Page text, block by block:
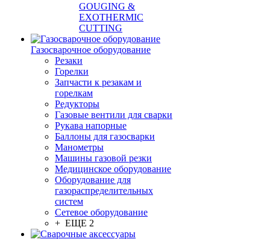
GOUGING &
EXOTHERMIC
CUTTING
Газосварочное оборудование
Резаки
Горелки
Запчасти к резакам и
горелкам
Редукторы
Газовые вентили для сварки
Рукава напорные
Баллоны для газосварки
Манометры
Машины газовой резки
Медицинское оборудование
Оборудование для
газораспределительных
систем
Сетевое оборудование
+ ЕЩЕ 2